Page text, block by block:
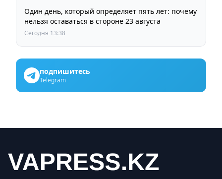
Один день, который определяет пять лет: почему
нельзя оставаться в стороне 23 августа
Сегодня 13:38
подпишитесь
Telegram